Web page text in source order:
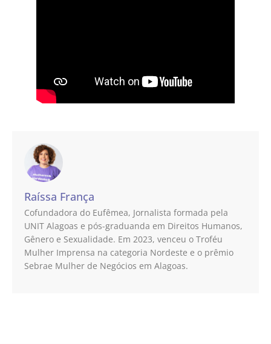
Raíssa França
Cofundadora do Eufêmea, Jornalista formada pela
UNIT Alagoas e pós-graduanda em Direitos Humanos,
Gênero e Sexualidade. Em 2023, venceu o Troféu
Mulher Imprensa na categoria Nordeste e o prêmio
Sebrae Mulher de Negócios em Alagoas.